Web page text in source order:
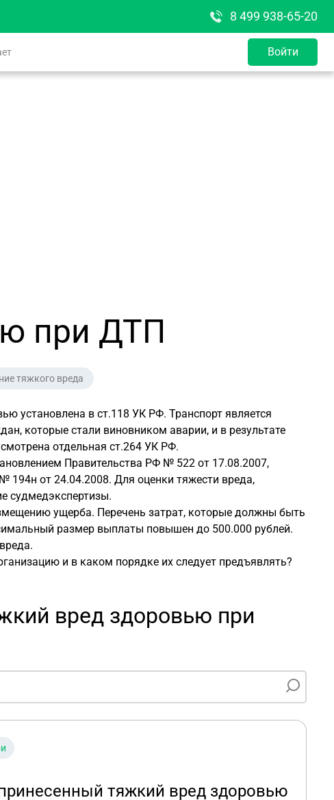
8 499 938-65-20
Войти
при ДТП
тяжкого вреда
установлена в ст.118 УК РФ. Транспорт является
которые стали виновником аварии, и в результате
отдельная ст.264 УК РФ.
Правительства РФ № 522 от 17.08.2007,
194н от 24.04.2008. Для оценки тяжести вреда,
судмедэкспертизы.
ущерба. Перечень затрат, которые должны быть
размер выплаты повышен до 500.000 рублей.
и в каком порядке их следует предъявлять?
вред здоровью при
тяжкий вред здоровью